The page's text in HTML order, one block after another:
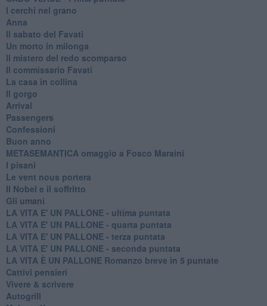
I cerchi nel grano
Anna
Il sabato del Favati
Un morto in milonga
Il mistero del redo scomparso
Il commissario Favati
La casa in collina
Il gorgo
Arrival
Passengers
Confessioni
Buon anno
METASEMANTICA omaggio a Fosco Maraini
I pisani
Le vent nous portera
Il Nobel e il soffritto
Gli umani
LA VITA E' UN PALLONE - ultima puntata
LA VITA E' UN PALLONE - quarta puntata
LA VITA E' UN PALLONE - terza puntata
LA VITA E' UN PALLONE - seconda puntata
LA VITA È UN PALLONE Romanzo breve in 5 puntate
Cattivi pensieri
Vivere & scrivere
Autogrill